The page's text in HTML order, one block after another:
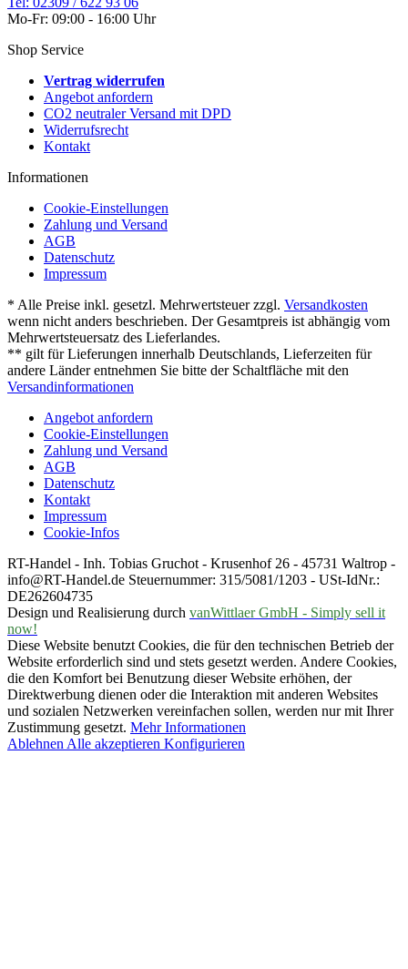
Mo-Fr: 09:00 - 16:00 Uhr
Shop Service
Vertrag widerrufen
Angebot anfordern
CO2 neutraler Versand mit DPD
Widerrufsrecht
Kontakt
Informationen
Cookie-Einstellungen
Zahlung und Versand
AGB
Datenschutz
Impressum
* Alle Preise inkl. gesetzl. Mehrwertsteuer zzgl. Versandkosten
wenn nicht anders beschrieben. Der Gesamtpreis ist abhängig vom
Mehrwertsteuersatz des Lieferlandes.
** gilt für Lieferungen innerhalb Deutschlands, Lieferzeiten für
andere Länder entnehmen Sie bitte der Schaltfläche mit den
Versandinformationen
Angebot anfordern
Cookie-Einstellungen
Zahlung und Versand
AGB
Datenschutz
Kontakt
Impressum
Cookie-Infos
RT-Handel - Inh. Tobias Gruchot - Krusenhof 26 - 45731 Waltrop -
info@RT-Handel.de Steuernummer: 315/5081/1203 - USt-IdNr.:
DE262604735
Design und Realisierung durch vanWittlaer GmbH - Simply sell it
now!
Diese Website benutzt Cookies, die für den technischen Betrieb der
Website erforderlich sind und stets gesetzt werden. Andere Cookies,
die den Komfort bei Benutzung dieser Website erhöhen, der
Direktwerbung dienen oder die Interaktion mit anderen Websites
und sozialen Netzwerken vereinfachen sollen, werden nur mit Ihrer
Zustimmung gesetzt. Mehr Informationen
Ablehnen Alle akzeptieren Konfigurieren